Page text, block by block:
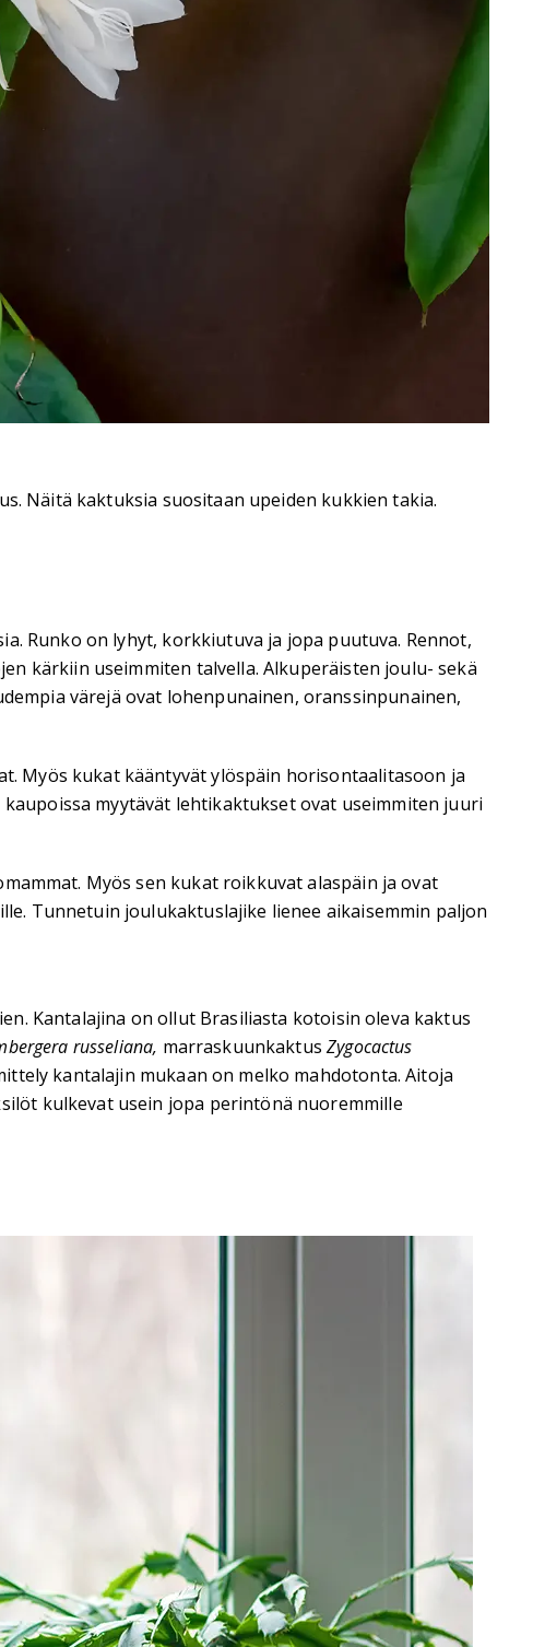
Näitä kaktuksia suositaan upeiden kukkien takia.
Runko on lyhyt, korkkiutuva ja jopa puutuva. Rennot,
kärkiin useimmiten talvella. Alkuperäisten joulu- sekä
värejä ovat lohenpunainen, oranssinpunainen,
Myös kukat kääntyvät ylöspäin horisontaalitasoon ja
myytävät lehtikaktukset ovat useimmiten juuri
Myös sen kukat roikkuvat alaspäin ja ovat
Tunnetuin joulukaktuslajike lienee aikaisemmin paljon
Kantalajina on ollut Brasiliasta kotoisin oleva kaktus
russeliana, marraskuunkaktusZygocactus
kantalajin mukaan on melko mahdotonta. Aitoja
kulkevat usein jopa perintönä nuoremmille